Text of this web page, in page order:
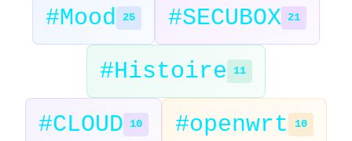
#Mood 25 #SECUBOX 21
#Histoire 11
#CLOUD 10 #openwrt 10